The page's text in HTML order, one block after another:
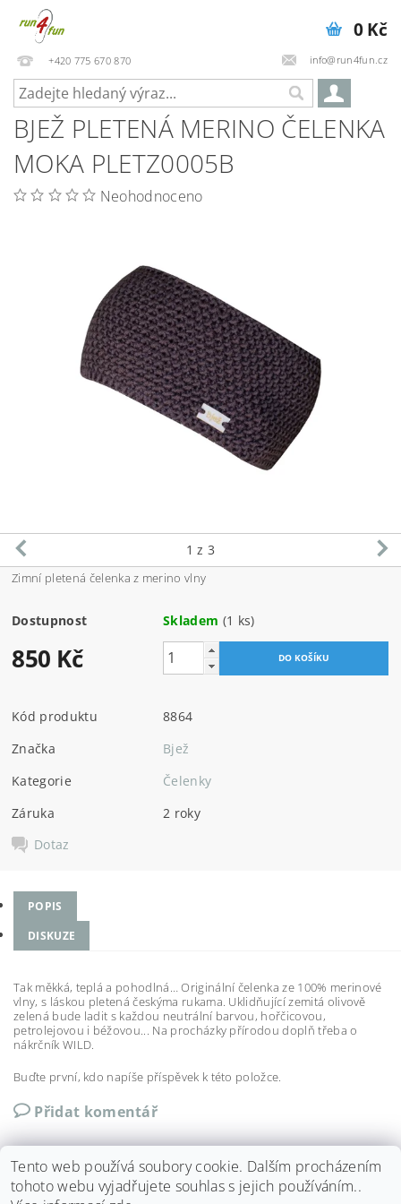
+420 775 670 870 info@run4fun.cz
0 Kč
BJEŽ PLETENÁ MERINO ČELENKA
MOKA PLETZ0005B
Neohodnoceno
1 z 3
Zimní pletená čelenka z merino vlny
Dostupnost Skladem (1 ks)
850 Kč
Kód produktu
8864
Značka
Bjež
Kategorie
Čelenky
Záruka
2 roky
Dotaz
POPIS
DISKUZE
Tak měkká, teplá a pohodlná… Originální čelenka ze 100% merinové
vlny, s láskou pletená českýma rukama. Uklidňující zemitá olivově
zelená bude ladit s každou neutrální barvou, hořčicovou,
petrolejovou i béžovou... Na procházky přírodou doplň třeba o
nákrčník WILD.
Buďte první, kdo napíše příspěvek k této položce.
Přidat komentář
Tento web používá soubory cookie. Dalším procházením
tohoto webu vyjadřujete souhlas s jejich používáním..